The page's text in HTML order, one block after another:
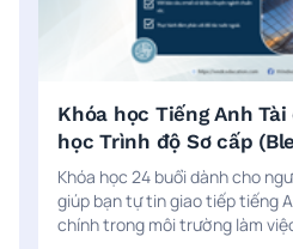
Khóa học Tiếng Anh
học Trình độ Sơ cấp
Khóa học 24 buổi dành cho
giúp bạn tự tin giao tiếp tiếng
chính trong môi trường làm